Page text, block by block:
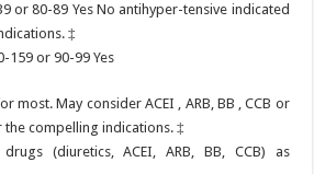
or 80-89 Yes No antihyper-tensive indicated
‡
159 or 90-99 Yes
most. May consider ACEI , ARB, BB , CCB or
compelling indications. ‡
(diuretics, ACEI, ARB, BB, CCB) as